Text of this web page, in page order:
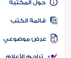
المكتبة
الكتب